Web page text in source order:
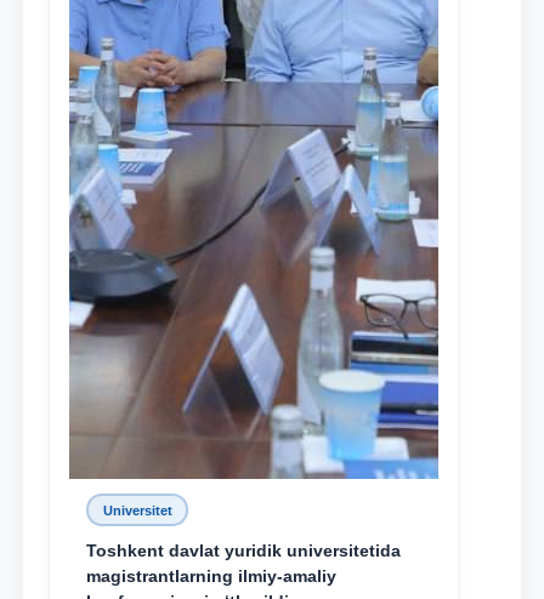
Pochta
yuborish
Universitet
Toshkent davlat yuridik universitetida
magistrantlarning ilmiy-amaliy